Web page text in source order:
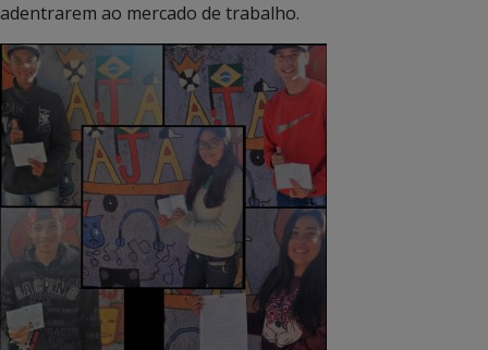
adentrarem ao mercado de trabalho.